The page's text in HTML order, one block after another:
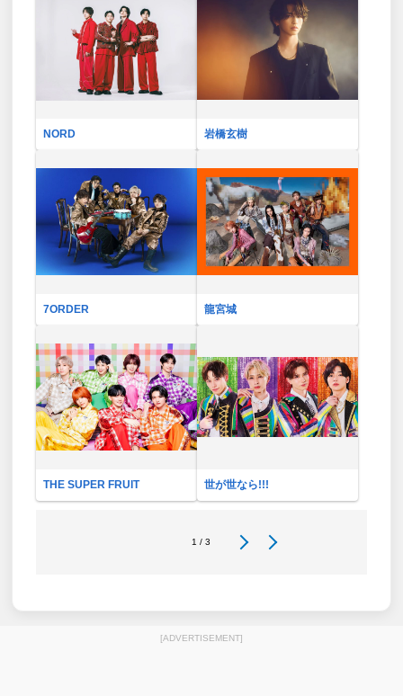
NORD 岩橋玄樹
7ORDER 龍宮城
THE SUPER FRUIT 世が世なら!!!
1 / 3
[ADVERTISEMENT]